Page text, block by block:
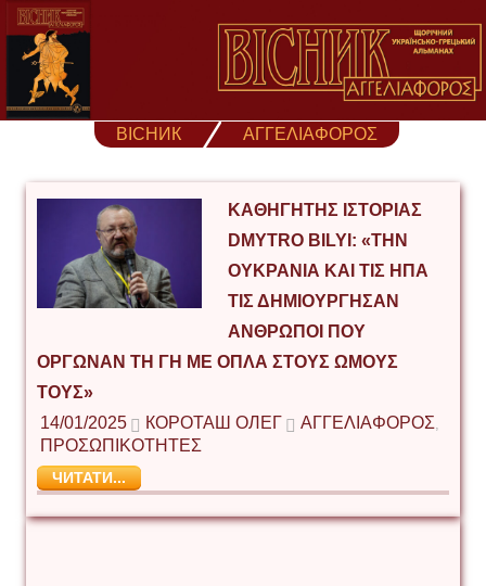
Skip
content
ВІСНИК ΑΓΓΕΛΙΑΦΟΡΟΣ
ΚΑΘΗΓΗΤΉΣ ΙΣΤΟΡΊΑΣ
DMYTRO BILYI: «ΤΗΝ
ΟΥΚΡΑΝΊΑ ΚΑΙ ΤΙΣ ΗΠΑ
ΤΙΣ ΔΗΜΙΟΎΡΓΗΣΑΝ
ΆΝΘΡΩΠΟΙ ΠΟΥ
ΌΡΓΩΝΑΝ ΤΗ ΓΗ ΜΕ ΌΠΛΑ ΣΤΟΥΣ ΏΜΟΥΣ
ΤΟΥΣ»
14/01/2025
КОРОТАШ ОЛЕГ ΑΓΓΕΛΙΑΦΟΡΟΣ
ΠΡΟΣΩΠΙΚΟΤΗΤΕΣ
ЧИТАТИ...